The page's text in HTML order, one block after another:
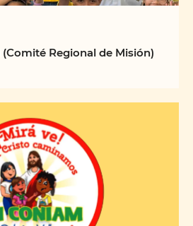
Encuentro Coremi (Comité Regional de Misión)